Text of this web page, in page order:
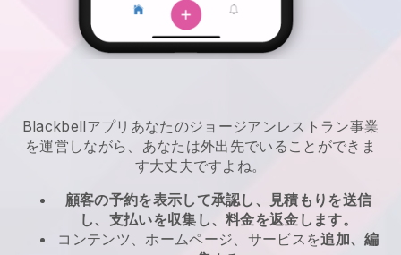
Blackbellアプリ あなたのジョージアンレストラン事業
を運営しながら、あなたは外出先でいることができま
す大丈夫ですよね。
顧客の予約を表示して承認し、見積もりを送信
し、支払いを収集し、料金を返金します。
コンテンツ、ホームページ、サービスを追加、編